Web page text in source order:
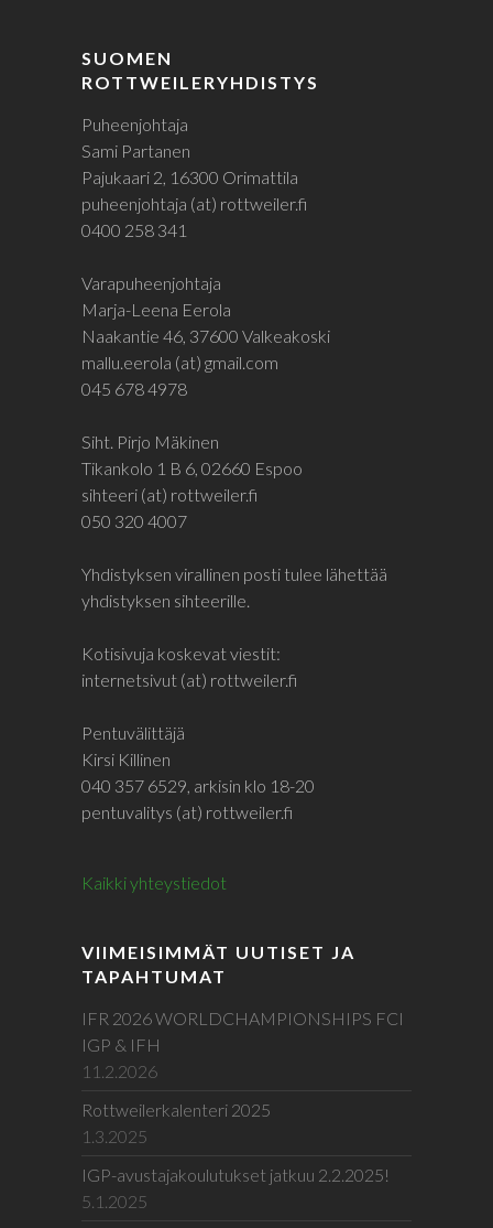
SUOMEN
ROTTWEILERYHDISTYS
Puheenjohtaja
Sami Partanen
Pajukaari 2, 16300 Orimattila
puheenjohtaja (at) rottweiler.fi
0400 258 341
Varapuheenjohtaja
Marja-Leena Eerola
Naakantie 46, 37600 Valkeakoski
mallu.eerola (at) gmail.com
045 678 4978
Siht. Pirjo Mäkinen
Tikankolo 1 B 6, 02660 Espoo
sihteeri (at) rottweiler.fi
050 320 4007
Yhdistyksen virallinen posti tulee lähettää
yhdistyksen sihteerille.
Kotisivuja koskevat viestit:
internetsivut (at) rottweiler.fi
Pentuvälittäjä
Kirsi Killinen
040 357 6529, arkisin klo 18-20
pentuvalitys (at) rottweiler.fi
Kaikki yhteystiedot
VIIMEISIMMÄT UUTISET JA
TAPAHTUMAT
IFR 2026 WORLDCHAMPIONSHIPS FCI
IGP & IFH
11.2.2026
Rottweilerkalenteri 2025
1.3.2025
IGP-avustajakoulutukset jatkuu 2.2.2025!
5.1.2025